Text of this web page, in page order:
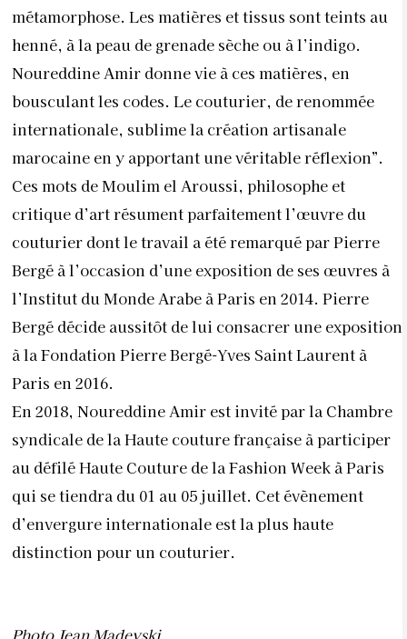
métamorphose. Les matières et tissus sont teints au
henné, à la peau de grenade sèche ou à l’indigo.
Noureddine Amir donne vie à ces matières, en
bousculant les codes. Le couturier, de renommée
internationale, sublime la création artisanale
marocaine en y apportant une véritable réflexion”.
Ces mots de Moulim el Aroussi, philosophe et
critique d’art résument parfaitement l’œuvre du
couturier dont le travail a été remarqué par Pierre
Bergé à l’occasion d’une exposition de ses œuvres à
l’Institut du Monde Arabe à Paris en 2014. Pierre
Bergé décide aussitôt de lui consacrer une exposition
à la Fondation Pierre Bergé-Yves Saint Laurent à
Paris en 2016.
En 2018, Noureddine Amir est invité par la Chambre
syndicale de la Haute couture française à participer
au défilé Haute Couture de la Fashion Week à Paris
qui se tiendra du 01 au 05 juillet. Cet évènement
d’envergure internationale est la plus haute
distinction pour un couturier.
Photo Jean Madeyski